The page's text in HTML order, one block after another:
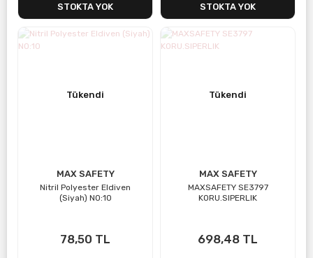
STOKTA YOK STOKTA YOK
Tükendi
MAX SAFETY
Nitril Polyester Eldiven
(Siyah) NO:10
78,50 TL
Tükendi
MAX SAFETY
MAXSAFETY SE3797
KORU.SIPERLIK
698,48 TL